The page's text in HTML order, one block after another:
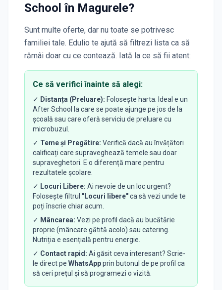
Schoolîn Magurele?
Sunt multe oferte, dar nu toate se potrivesc
familiei tale. Edulio te ajută să filtrezi lista ca să
rămâi doar cu ce contează. Iată la ce să fii atent:
Ce să verifici înainte să alegi:
✓ Distanța (Preluare): Folosește harta. Ideal e un
After School la care se poate ajunge pe jos de la
școală sau care oferă serviciu de preluare cu
microbuzul.
✓ Teme și Pregătire: Verifică dacă au învățători
calificați care supraveghează temele sau doar
supraveghetori. E o diferență mare pentru
rezultatele școlare.
✓ Locuri Libere: Ai nevoie de un loc urgent?
Folosește filtrul "Locuri libere"ca să vezi unde te
poți înscrie chiar acum.
✓ Mâncarea: Vezi pe profil dacă au bucătărie
proprie (mâncare gătită acolo) sau catering.
Nutriția e esențială pentru energie.
✓ Contact rapid: Ai găsit ceva interesant? Scrie-
le direct pe WhatsAppprin butonul de pe profil ca
să ceri prețul și să programezi o vizită.